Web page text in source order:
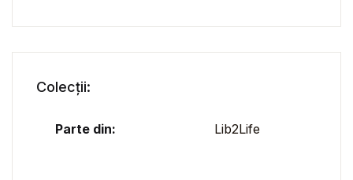
Colecții:
Parte din: Lib2Life